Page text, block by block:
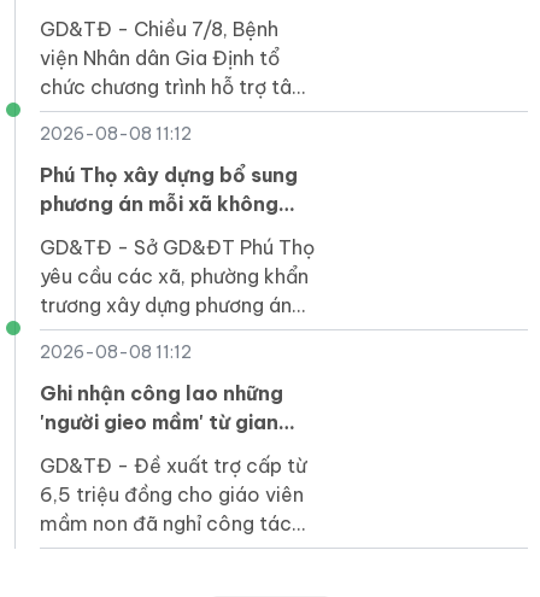
GD&TĐ - Chiều 7/8, Bệnh
viện Nhân dân Gia Định tổ
chức chương trình hỗ trợ tâm
lý cho 40 bệnh nhân ung thư
cùng với người chăm sóc.
2026-08-08 11:12
Phú Thọ xây dựng bổ sung
phương án mỗi xã không
quá 3 đầu mối trường công
lập
GD&TĐ - Sở GD&ĐT Phú Thọ
yêu cầu các xã, phường khẩn
trương xây dựng phương án
dự phòng sắp xếp mạng lưới
trường học.
2026-08-08 11:12
Ghi nhận công lao những
'người gieo mầm' từ gian
GD&TĐ - Đề xuất trợ cấp từ
6,5 triệu đồng cho giáo viên
mầm non đã nghỉ công tác
nhưng chưa được hưởng chế